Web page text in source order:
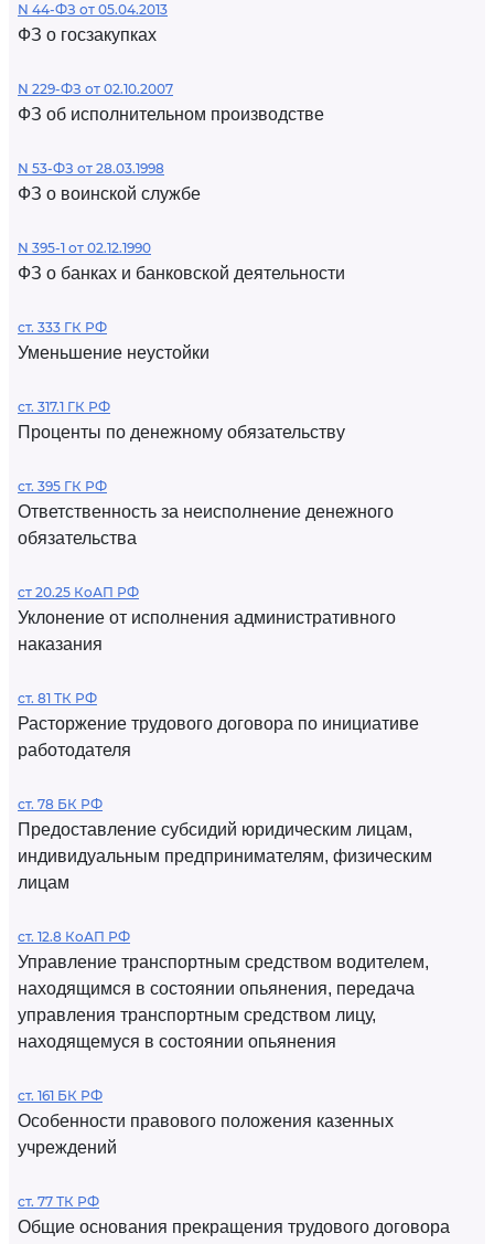
N 44-ФЗ от 05.04.2013
ФЗ о госзакупках
N 229-ФЗ от 02.10.2007
ФЗ об исполнительном производстве
N 53-ФЗ от 28.03.1998
ФЗ о воинской службе
N 395-1 от 02.12.1990
ФЗ о банках и банковской деятельности
ст. 333 ГК РФ
Уменьшение неустойки
ст. 317.1 ГК РФ
Проценты по денежному обязательству
ст. 395 ГК РФ
Ответственность за неисполнение денежного
обязательства
ст 20.25 КоАП РФ
Уклонение от исполнения административного
наказания
ст. 81 ТК РФ
Расторжение трудового договора по инициативе
работодателя
ст. 78 БК РФ
Предоставление субсидий юридическим лицам,
индивидуальным предпринимателям, физическим
лицам
ст. 12.8 КоАП РФ
Управление транспортным средством водителем,
находящимся в состоянии опьянения, передача
управления транспортным средством лицу,
находящемуся в состоянии опьянения
ст. 161 БК РФ
Особенности правового положения казенных
учреждений
ст. 77 ТК РФ
Общие основания прекращения трудового договора